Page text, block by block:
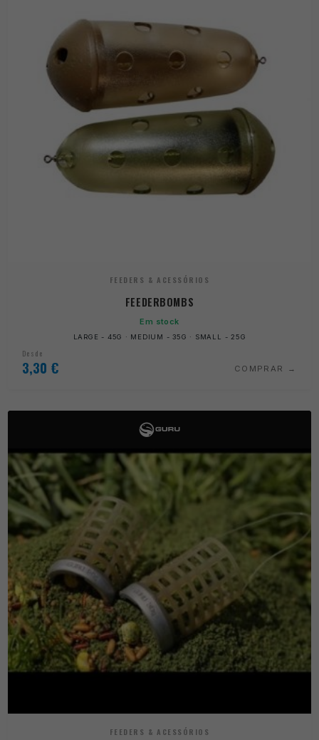
FEEDERS & ACESSÓRIOS
FEEDERBOMBS
Em stock
LARGE - 45G · MEDIUM - 35G · SMALL - 25G
Desde
3,30 € COMPRAR
FEEDERS & ACESSÓRIOS